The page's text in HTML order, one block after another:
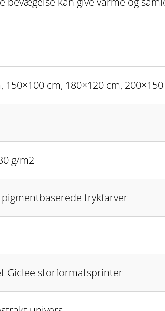
150×100 cm, 180×120 cm,
g/m2
trykfarver
Giclee storformatsprinter